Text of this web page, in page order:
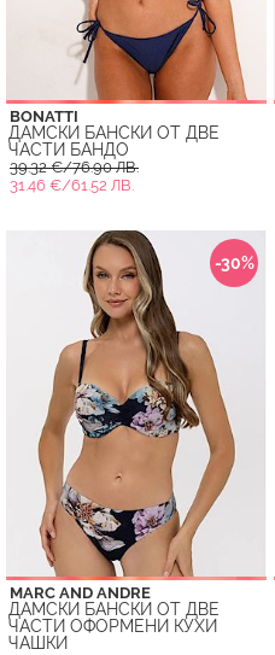
BONATTI
ДАМСКИ БАНСКИ ОТ ДВЕ
ЧАСТИ БАНДО
39.32 €/76.90 ЛВ.
31.46 €/61.52 ЛВ.
-30%
MARC AND ANDRE
ДАМСКИ БАНСКИ ОТ ДВЕ
ЧАСТИ ОФОРМЕНИ КУХИ
ЧАШКИ